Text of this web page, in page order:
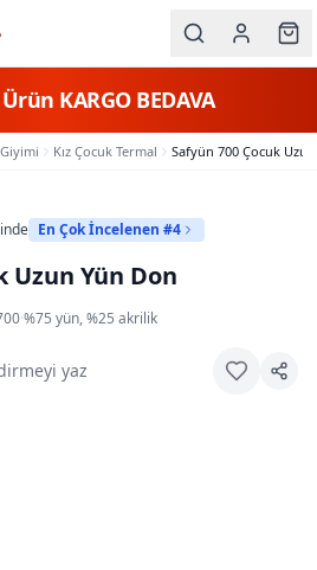
KARGO BEDAVA
Kız Çocuk Termal Safyün 700 Çocuk
En Çok İncelenen #4
Uzun Yün Don
·%75 yün, %25 akrilik
yaz